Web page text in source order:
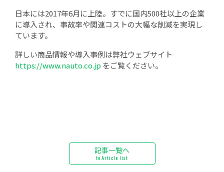
日本には2017年6月に上陸。すでに国内500社以上の企業
に導入され、事故率や関連コストの大幅な削減を実現し
ています。
詳しい商品情報や導入事例は弊社ウェブサイト
https://www.nauto.co.jp をご覧ください。
記事一覧へ
to Article list